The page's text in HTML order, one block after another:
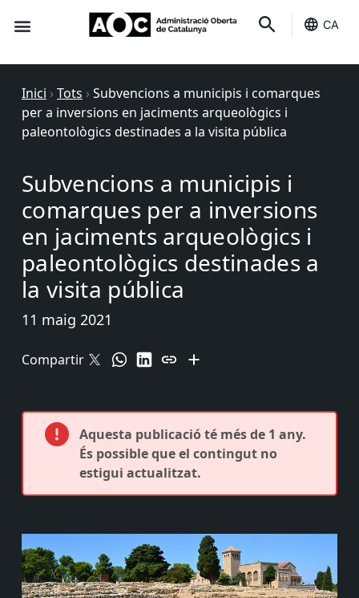
CA
Inici › Tots › Subvencions a municipis i comarques
per a inversions en jaciments arqueològics i
paleontològics destinades a la visita pública
Subvencions a municipis i
comarques per a inversions
en jaciments arqueològics i
paleontològics destinades a
la visita pública
11 maig 2021
Compartir
Aquesta publicació té més de 1 any.
És possible que el contingut no
estigui actualitzat.